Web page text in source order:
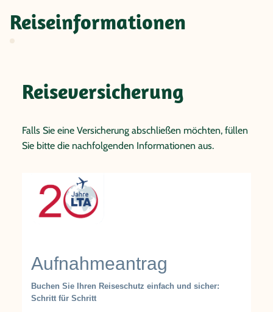
Reiseinformationen
Reiseversicherung
Falls Sie eine Versicherung abschließen möchten, füllen
Sie bitte die nachfolgenden Informationen aus.